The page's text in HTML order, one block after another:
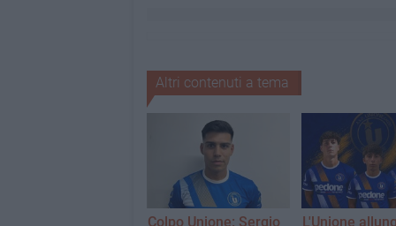
Altri contenuti a tema
Colpo Unione: Sergio
L'Unione